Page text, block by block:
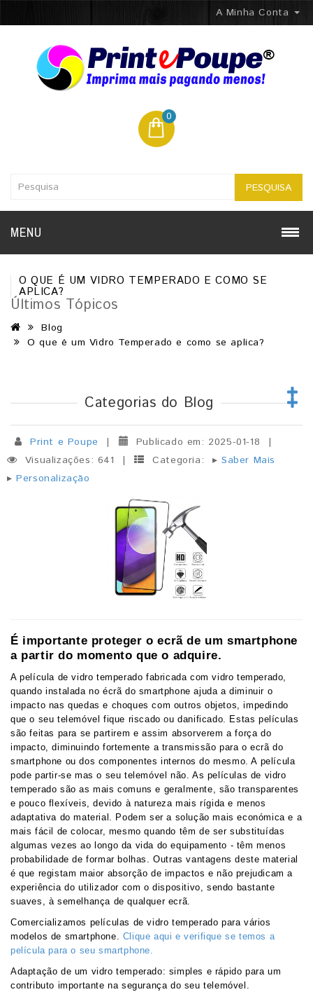
A Minha Conta
0
PESQUISA
MENU
O QUE É UM VIDRO TEMPERADO E COMO SE
APLICA?
Últimos Tópicos
Blog
O que é um Vidro Temperado e como se aplica?
Categorias do Blog
Print e Poupe | Publicado em: 2025-01-18
|
Visualizações: 641
| Categoria: ▸Saber Mais
▸Personalização
É importante proteger o ecrã de um smartphone
a partir do momento que o adquire.
A película de vidro temperado fabricada com vidro temperado,
quando instalada no écrã do smartphone ajuda a diminuir o
impacto nas quedas e choques com outros objetos, impedindo
que o seu telemóvel fique riscado ou danificado. Estas películas
são feitas para se partirem e assim absorverem a força do
impacto, diminuindo fortemente a transmissão para o ecrã do
smartphone ou dos componentes internos do mesmo. A película
pode partir-se mas o seu telemóvel não. As películas de vidro
temperado são as mais comuns e geralmente, são transparentes
e pouco flexíveis, devido à natureza mais rígida e menos
adaptativa do material. Podem ser a solução mais económica e a
mais fácil de colocar, mesmo quando têm de ser substituídas
algumas vezes ao longo da vida do equipamento - têm menos
probabilidade de formar bolhas. Outras vantagens deste material
é que registam maior absorção de impactos e não prejudicam a
experiência do utilizador com o dispositivo, sendo bastante
suaves, à semelhança de qualquer ecrã.
Comercializamos películas de vidro temperado para vários
modelos de smartphone. Clique aqui e verifique se temos a
película para o seu smartphone.
Adaptação de um vidro temperado: simples e rápido para um
contributo importante na segurança do seu telemóvel.